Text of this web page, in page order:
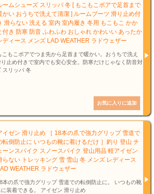
ームシューズ スリッパ 冬 [ もこもこボアで足首まで
かい おうちで洗えて清潔 ] ルームブーツ 滑り止め付
滑らない 洗える 室内 室内履き 冬用 もこもこ かか
付き 防寒 防音 ふわふわ おしゃれ かわいい あったか
ディース メンズ LAD WEATHER ラドウェザー
こもこボアでつま先から足首まで暖かい。おうちで洗え
止め付きで室内でも安心安全。防寒だけじゃなく防音対
スリッパ 冬
イゼン 滑り止め ［ 18本の爪で強力グリップ 雪道で
転倒防止に いつもの靴に着けるだけ ］釣り 登山 チ
ーンスパイク スノースパイク 登山用品 軽アイゼン
らない トレッキング 雪 雪山 冬 メンズ レディース
WEATHER ラドウェザー
本の爪で強力グリップ 雪道での転倒防止に。 いつもの靴
装着できる。 アイゼン 滑り止め